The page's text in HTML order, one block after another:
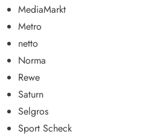
MediaMarkt
Metro
netto
Norma
Rewe
Saturn
Selgros
Sport Scheck